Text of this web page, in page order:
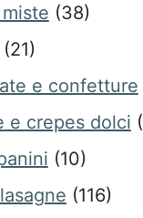
(38)
(21)
e confetture
e crepes dolci
(10)
(116)